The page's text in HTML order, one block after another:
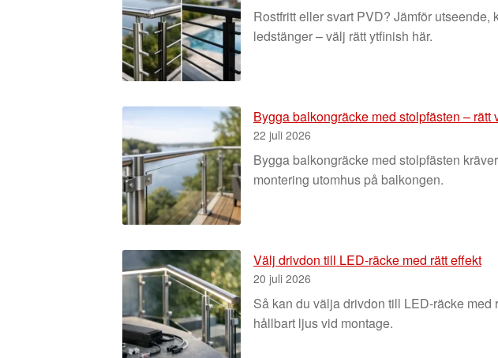
Rostfritt eller svart PVD? Jämför
ledstänger – välj rätt ytfinish här.
Bygga balkongräcke med stolpfästen – rätt
22 juli 2026
Bygga balkongräcke med stolpfästen
montering utomhus på balkongen.
Välj drivdon till LED-räcke med rätt effekt
20 juli 2026
Så kan du välja drivdon till LED-räcke
hållbart ljus vid montage.